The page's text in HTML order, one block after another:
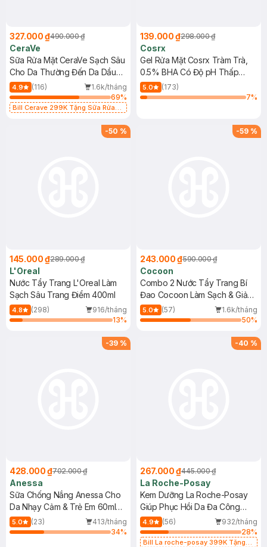
327.000 ₫490.000 ₫
CeraVe
Sữa Rửa Mặt CeraVe Sạch Sâu
Cho Da Thường Đến Da Dầu
473ml
4.9 (116)
1.6k/tháng
69%
Bill Cerave 299K Tặng Sữa Rửa
139.000 ₫298.000 ₫
Cosrx
Gel Rửa Mặt Cosrx Tràm Trà,
0.5% BHA Có Độ pH Thấp
150ml
5.0
(173)
7%
-50 %
145.000 ₫289.000 ₫
L'Oreal
Nước Tẩy Trang L'Oreal Làm
Sạch Sâu Trang Điểm 400ml
4.8 (298)
916/tháng
13%
-59 %
243.000 ₫590.000 ₫
Cocoon
Combo 2 Nước Tẩy Trang Bí
Đao Cocoon Làm Sạch & Giảm
Dầu 500ml
5.0 (57)
1.6k/tháng
50%
-39 %
428.000 ₫702.000 ₫
Anessa
Sữa Chống Nắng Anessa Cho
Da Nhạy Cảm & Trẻ Em 60ml
(Mới)
5.0 (23)
413/tháng
34%
-40 %
267.000 ₫445.000 ₫
La Roche-Posay
Kem Dưỡng La Roche-Posay
Giúp Phục Hồi Da Đa Công
Dụng 40ml
4.9 (56)
932/tháng
28%
Bill La roche-posay 399K Tặng